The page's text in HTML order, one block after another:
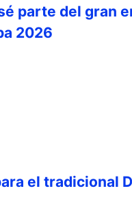
parte del gran
2026
el tradicional